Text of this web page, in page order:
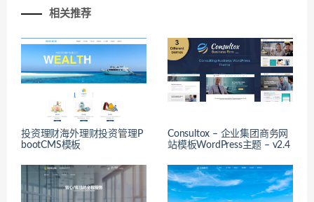
相关推荐
投资理财海外理财投资管理P
bootCMS模板
Consultox – 企业集团商务网
站模板WordPress主题 – v2.4